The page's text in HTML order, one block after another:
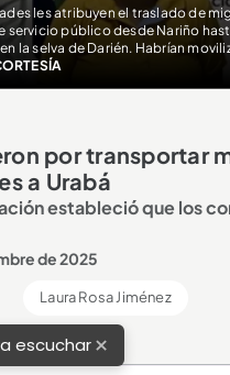
les atribuyen el traslado de
servicio público desde Nariño
la selva de Darién. Habrían
por transportar
a Urabá
estableció que los
de 2025
Laura Rosa Jiménez
escuchar×